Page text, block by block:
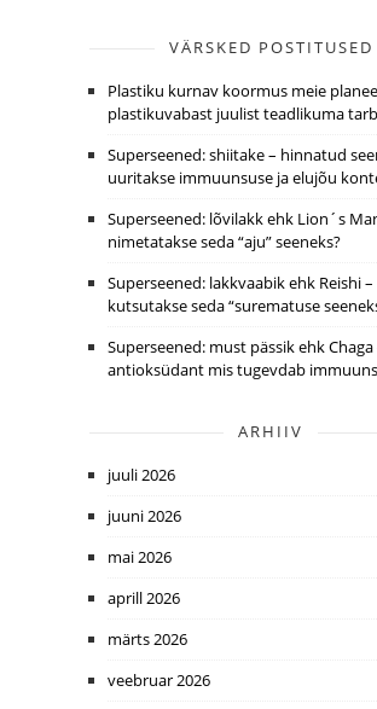
VÄRSKED POSTITUSED
Plastiku kurnav koormus meie
plastikuvabast juulist teadlikuma
Superseened: shiitake – hinnatud
uuritakse immuunsuse ja elujõu
Superseened: lõvilakk ehk Lion´s
nimetatakse seda “aju” seeneks?
Superseened: lakkvaabik ehk Reishi
kutsutakse seda “surematuse
Superseened: must pässik ehk
antioksüdant mis tugevdab
ARHIIV
juuli 2026
juuni 2026
mai 2026
aprill 2026
märts 2026
veebruar 2026